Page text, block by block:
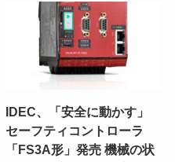
IDEC、「安全に動かす」
セーフティコントローラ
「FS3A形」発売 機械の状